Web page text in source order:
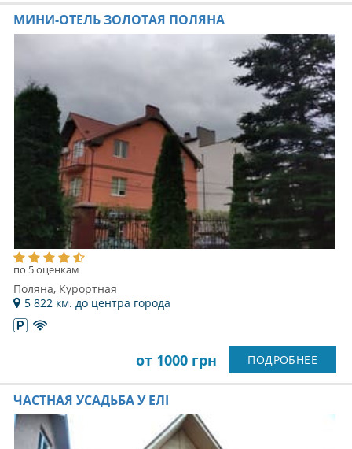
МИНИ-ОТЕЛЬ ЗОЛОТАЯ ПОЛЯНА
по 5 оценкам
Поляна, Курортная
5 822 км. до центра города
от 1000 грн ПОДРОБНЕЕ
ЧАСТНАЯ УСАДЬБА У ЕЛІ